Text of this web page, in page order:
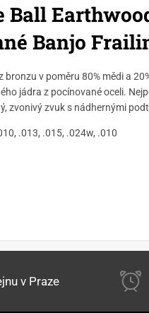
Ball
Banjo
bronzu v poměru 80% mědi a
jádra z pocínované oceli.
zvonivý zvuk s nádhernými
.013, .015, .024w, .010
v Praze